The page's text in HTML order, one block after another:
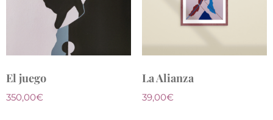
El juego
350,00€
La Alianza
39,00€